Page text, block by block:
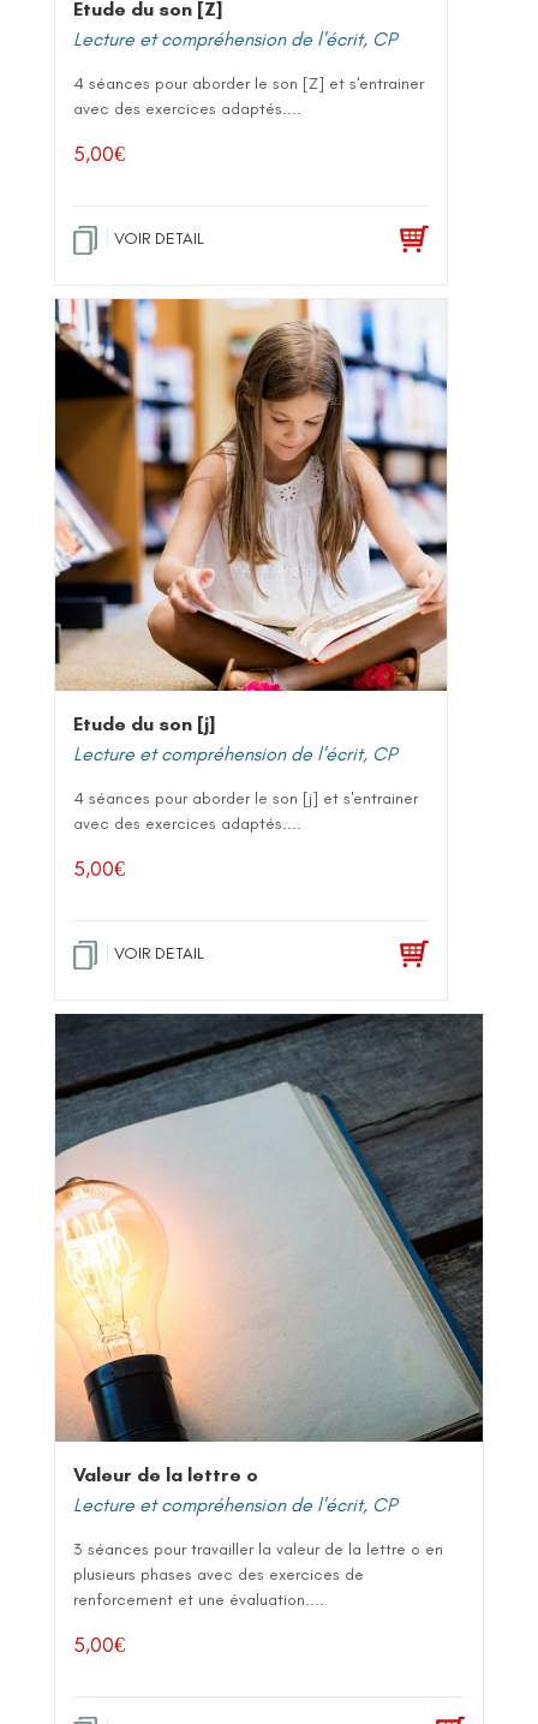
Etude du son [Z]
Lecture et compréhension de l'écrit, CP
4 séances pour aborder le son [Z] et s'entrainer
avec des exercices adaptés....
5,00€
VOIR DETAIL
Etude du son [j]
Lecture et compréhension de l'écrit, CP
4 séances pour aborder le son [j] et s'entrainer
avec des exercices adaptés....
5,00€
VOIR DETAIL
Valeur de la lettre o
Lecture et compréhension de l'écrit, CP
3 séances pour travailler la valeur de la lettre o en
plusieurs phases avec des exercices de
renforcement et une évaluation....
5,00€